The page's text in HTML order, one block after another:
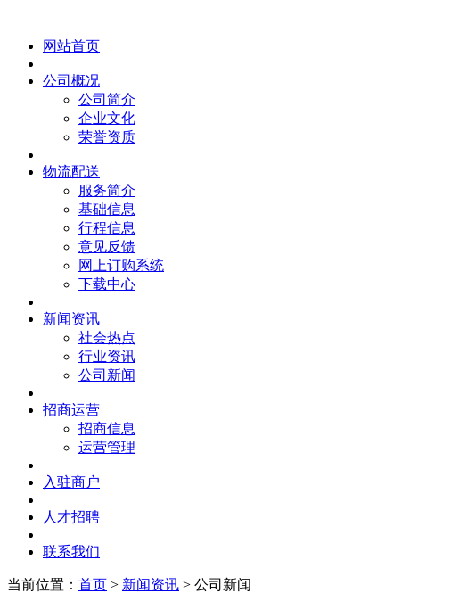
网站首页
公司概况
公司简介
企业文化
荣誉资质
物流配送
服务简介
基础信息
行程信息
意见反馈
网上订购系统
下载中心
新闻资讯
社会热点
行业资讯
公司新闻
招商运营
招商信息
运营管理
入驻商户
人才招聘
联系我们
当前位置： 首页 > 新闻资讯 > 公司新闻